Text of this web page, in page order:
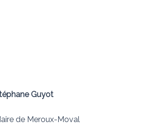
Guyot
de Meroux-Moval